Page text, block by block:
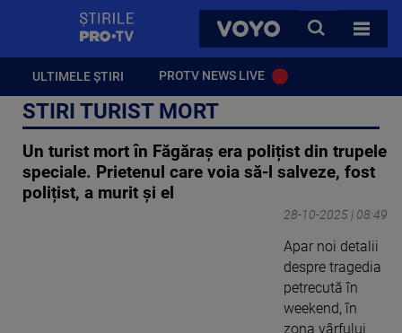
VOYO
CAUTA
TOATE
ULTIMELE ȘTIRI PROTV NEWS LIVE
STIRI TURIST MORT
Un turist mort în Făgăraș era polițist din trupele
speciale. Prietenul care voia să-l salveze, fost
polițist, a murit și el
28-10-2025 | 08:49
Apar noi detalii
despre tragedia
petrecută în
weekend, în
zona vârfului